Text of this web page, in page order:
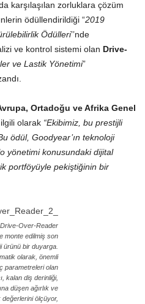
karşılaşılan zorluklara çözüm
ödüllendirildiği “2019
Ödülleri’’nde
ve kontrol sistemi olan Drive-
ve Lastik Yönetimi”
Ortadoğu ve Afrika Genel
ilgili olarak “Ekibimiz, bu prestijli
ödül, Goodyear’ın teknoloji
yönetimi konusundaki dijital
portföyüyle pekiştiğinin bir
Drive-Over-Reader
monte edilmiş son
ürünü bir duyarga.
olarak, önemli
parametreleri olan
kalan diş derinliği,
düşen ağırlık ve
değerlerini ölçüyor,